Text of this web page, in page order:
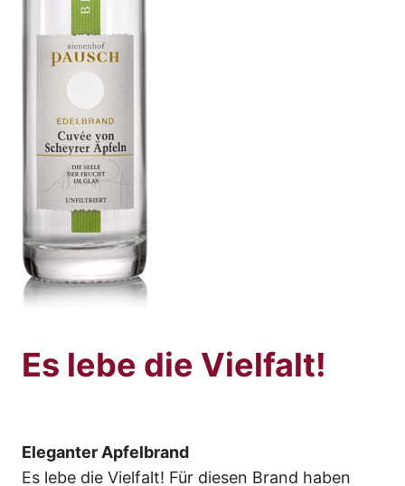
Es lebe die Vielfalt!
Eleganter Apfelbrand
Es lebe die Vielfalt! Für diesen Brand haben